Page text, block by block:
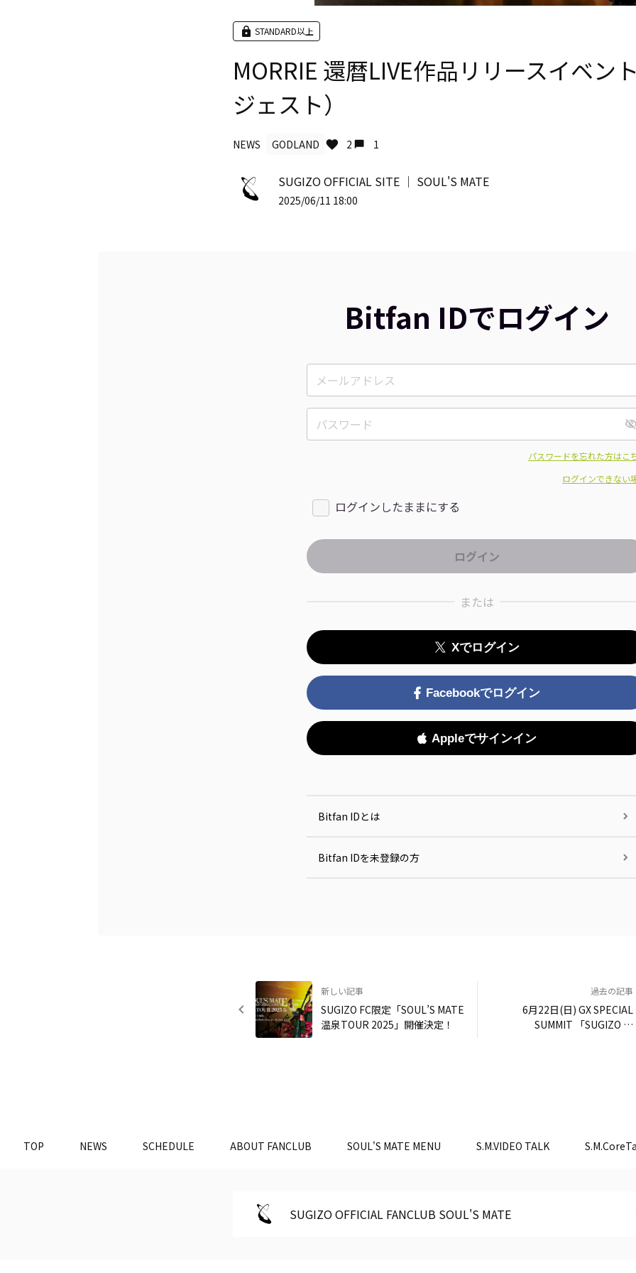
STANDARD以上
MORRIE 還暦LIVE作品リリースイベン
ジェスト）
NEWS GODLAND 2 1
SUGIZO OFFICIAL SITE │ SOUL'S MATE
2025/06/11 18:00
Bitfan IDでログイン
パスワードを忘れた方はこ
ログインできない
ログインしたままにする
または
Xでログイン
Facebookでログイン
Appleでサインイン
Bitfan IDとは
Bitfan IDを未登録の方
新しい記事
SUGIZO FC限定「SOUL’S MATE
温泉TOUR 2025」開催決定！
過去の記事
6月22日(日) GX SPECIAL
SUMMIT 「SUGIZO ×
TOP NEWS SCHEDULE ABOUT FANCLUB SOUL'S MATE MENU S.M.VIDEO TALK
SUGIZO OFFICIAL FANCLUB SOUL'S MATE